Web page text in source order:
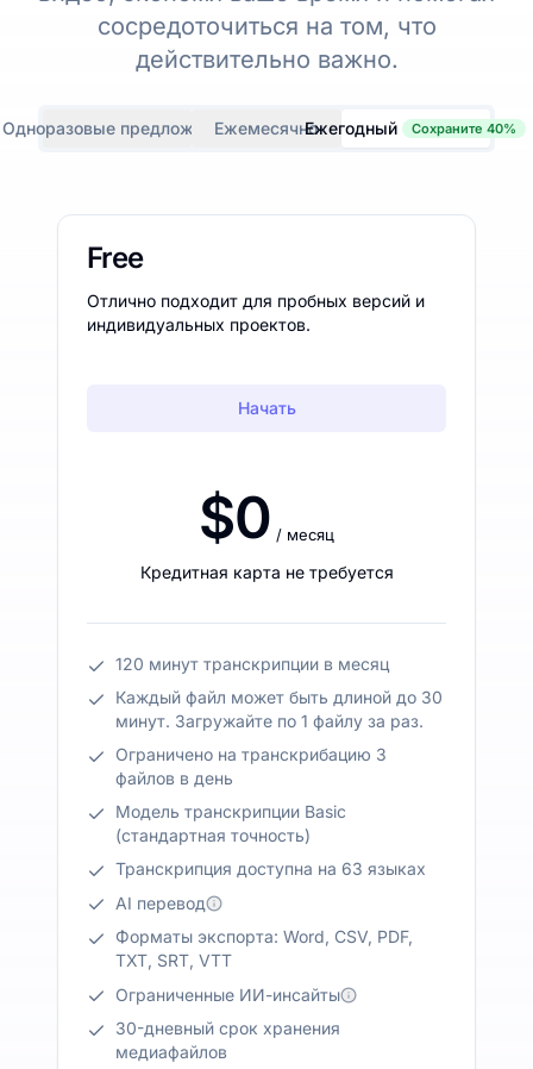
сосредоточиться на том, что
действительно важно.
Одноразовые предложенияЕжемесячноЕжегодный Сохраните 40%
Free
Отлично подходит для пробных версий и
индивидуальных проектов.
Начать
$0 / месяц
Кредитная карта не требуется
120 минут транскрипции в месяц
Каждый файл может быть длиной до 30
минут. Загружайте по 1 файлу за раз.
Ограничено на транскрибацию 3
файлов в день
Модель транскрипции Basic
(стандартная точность)
Транскрипция доступна на 63 языках
AI перевод
Форматы экспорта: Word, CSV, PDF,
TXT, SRT, VTT
Ограниченные ИИ-инсайты
30-дневный срок хранения
медиафайлов